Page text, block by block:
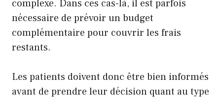
complexe. Dans ces cas-là, il est parfois
nécessaire de prévoir un budget
complémentaire pour couvrir les frais
restants.
Les patients doivent donc être bien informés
avant de prendre leur décision quant au type